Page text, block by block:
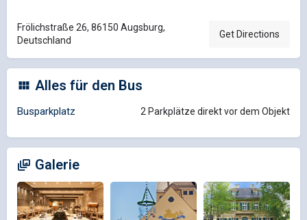
Frölichstraße 26, 86150 Augsburg,
Deutschland
Get Directions
Alles für den Bus
Busparkplatz 2 Parkplätze direkt vor dem Objekt
Galerie